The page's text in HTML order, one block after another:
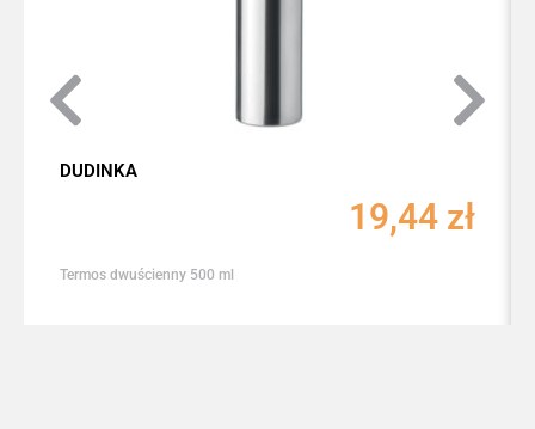
DUDINKA
19,44 zł
Termos dwuścienny 500 ml